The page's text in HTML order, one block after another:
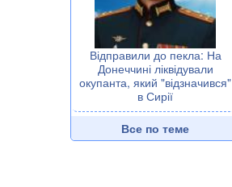
Відправили до пекла: На
Донеччині ліквідували
окупанта, який "відзначився"
в Сирії
Все по теме